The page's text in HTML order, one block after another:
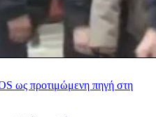
ως προτιμώμενη πηγή στη